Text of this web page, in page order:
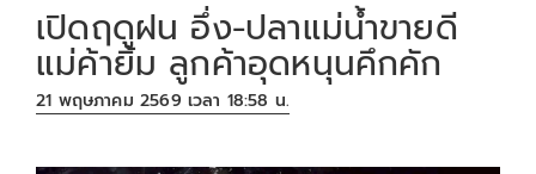
เปิดฤดูฝน อึ่ง-ปลาแม่น้ำขายดี
แม่ค้ายิ้ม ลูกค้าอุดหนุนคึกคัก
21 พฤษภาคม 2569 เวลา 18:58 น.